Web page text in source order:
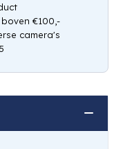
€100,-
camera's